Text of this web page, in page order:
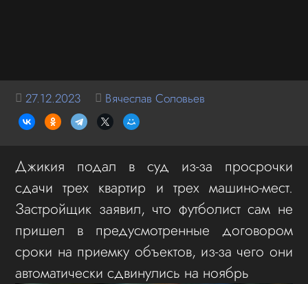
27.12.2023 Вячеслав Соловьев
Джикия подал в суд из-за просрочки
сдачи трех квартир и трех машино-мест.
Застройщик заявил, что футболист сам не
пришел в предусмотренные договором
сроки на приемку объектов, из-за чего они
автоматически сдвинулись на ноябрь